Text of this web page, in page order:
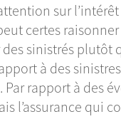
sur
certes
sinistrés plutôt
à des
rapport à des
l’assurance qui